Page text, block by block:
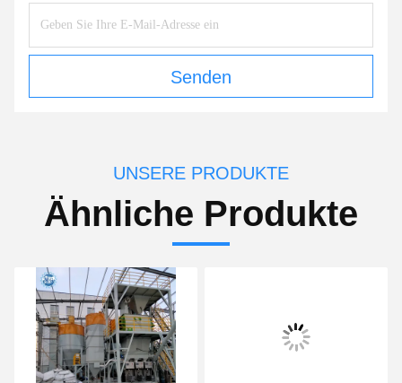
Senden
UNSERE PRODUKTE
Ähnliche Produkte